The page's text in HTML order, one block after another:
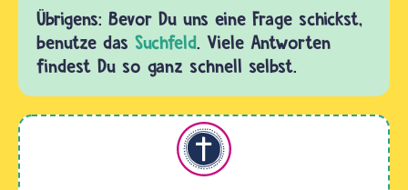
Übrigens: Bevor Du uns eine Frage schickst,
benutze das Suchfeld. Viele Antworten
findest Du so ganz schnell selbst.